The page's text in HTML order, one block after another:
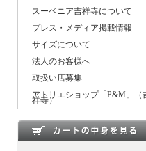
スーベニア吉祥寺について
プレス・メディア掲載情報
サイズについて
法人のお客様へ
取扱い店募集
アトリエショップ「P&M」（
祥寺）